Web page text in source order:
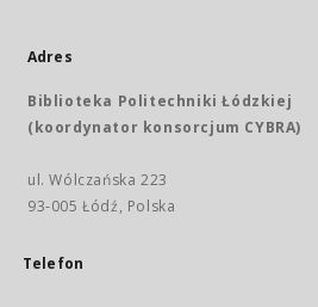
Adres
Biblioteka Politechniki Łódzkiej
(koordynator konsorcjum CYBRA)
ul. Wólczańska 223
93-005 Łódź, Polska
Telefon